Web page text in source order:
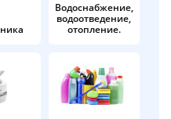
Водоснабжение,
водоотведение,
отопление.